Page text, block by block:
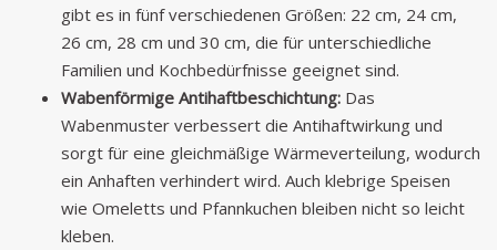
gibt es in fünf verschiedenen Größen: 22 cm, 24 cm,
26 cm, 28 cm und 30 cm, die für unterschiedliche
Familien und Kochbedürfnisse geeignet sind.
Wabenförmige Antihaftbeschichtung: Das
Wabenmuster verbessert die Antihaftwirkung und
sorgt für eine gleichmäßige Wärmeverteilung, wodurch
ein Anhaften verhindert wird. Auch klebrige Speisen
wie Omeletts und Pfannkuchen bleiben nicht so leicht
kleben.